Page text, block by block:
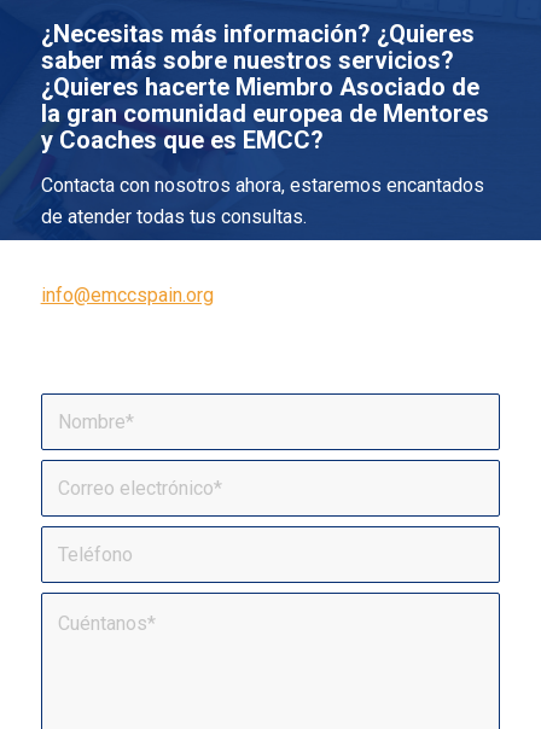
¿Necesitas más información? ¿Quieres
saber más sobre nuestros servicios?
¿Quieres hacerte Miembro Asociado de
la gran comunidad europea de Mentores
y Coaches que es EMCC?
Contacta con nosotros ahora, estaremos encantados
de atender todas tus consultas.
info@emccspain.orgo utilizar el formulario de